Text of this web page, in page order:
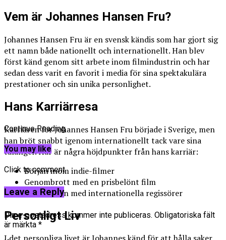
Vem är Johannes Hansen Fru?
Johannes Hansen Fru är en svensk kändis som har gjort sig
ett namn både nationellt och internationellt. Han blev
först känd genom sitt arbete inom filmindustrin och har
sedan dess varit en favorit i media för sina spektakulära
prestationer och sin unika personlighet.
Hans Karriärresa
Karriären för Johannes Hansen Fru började i Sverige, men
han bröt snabbt igenom internationellt tack vare sina
talanger. Här är några höjdpunkter från hans karriär:
Början inom indie-filmer
Genombrott med en prisbelönt film
Samarbeten med internationella regissörer
Personligt Liv
Continue Reading
You may like
Click to comment
Leave a Reply
Din e-postadress kommer inte publiceras. Obligatoriska fält
är märkta *